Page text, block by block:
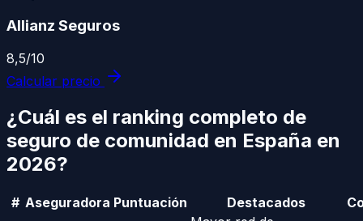
Allianz Seguros
8,5/10
Calcular precio
¿Cuál es el ranking completo de
seguro de comunidad en España en
2026?
# Aseguradora Puntuación Destacados